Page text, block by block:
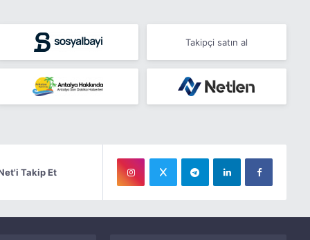
Takipçi satın al
Takip Et